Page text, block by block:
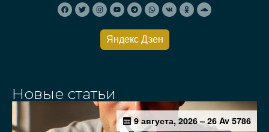
Яндекс Дзен
Новые статьи